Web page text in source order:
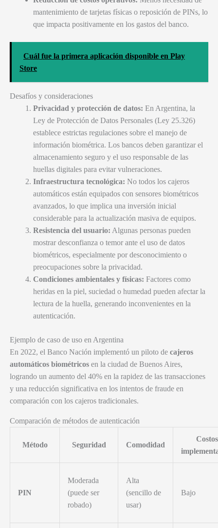
mantenimiento de tarjetas físicas o reposición de PINs, lo
que impacta positivamente en los gastos del banco.
Cuál fue la primera aplicación disponible en Play
Store
Desafíos y consideraciones
Privacidad y protección de datos: En Argentina, la
Ley de Protección de Datos Personales (Ley 25.326)
establece estrictas regulaciones sobre el manejo de
información biométrica. Los bancos deben garantizar el
almacenamiento seguro y el uso responsable de las
huellas digitales para evitar vulneraciones.
Infraestructura tecnológica: No todos los cajeros
automáticos están equipados con sensores biométricos
avanzados, lo que implica una inversión inicial
considerable para la actualización masiva de equipos.
Resistencia del usuario: Algunas personas pueden
mostrar desconfianza o temor ante el uso de datos
biométricos, especialmente por desconocimiento o
preocupaciones sobre la privacidad.
Condiciones ambientales y físicas: Factores como
heridas en la piel, suciedad o humedad pueden afectar la
lectura de la huella, generando inconvenientes en la
autenticación.
Ejemplo de caso de uso en Argentina
En 2022, el Banco Nación implementó un piloto de cajeros
automáticos biométricos en la ciudad de Buenos Aires,
logrando un aumento del 40% en la rapidez de las transacciones
y una reducción significativa en los intentos de fraude en
comparación con los cajeros tradicionales.
Comparación de métodos de autenticación
Método Seguridad Comodidad
Costos
PIN
Moderada
(puede ser
robado)
Alta
(sencillo de
usar)
Bajo